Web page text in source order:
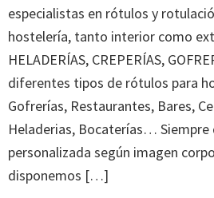
especialistas en rótulos y
hostelería, tanto interior como
HELADERÍAS, CREPERÍAS,
diferentes tipos de rótulos para
Gofrerías, Restaurantes, Bares,
Heladerias, Bocaterías… Siempre
personalizada según imagen
disponemos […]